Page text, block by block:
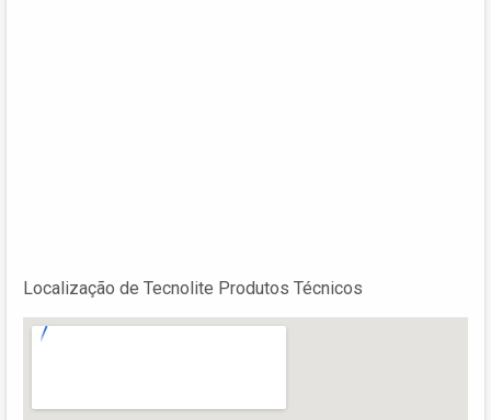
Localização de Tecnolite Produtos Técnicos